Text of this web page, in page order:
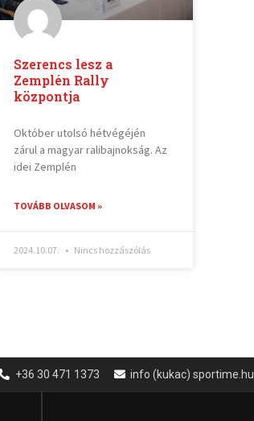
Szerencs lesz a
Zemplén Rally
központja
Október utolsó hétvégéjén
zárul a magyar ralibajnokság. Az
idei Zemplén
TOVÁBB OLVASOM »
2024.10.07. Nincs hozzászólás
+36 30 471 1373 info (kukac) sportime.hu